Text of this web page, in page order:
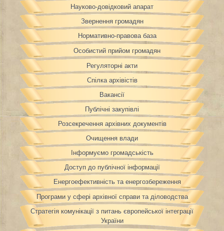
Науково-довідковий апарат
Звернення громадян
Нормативно-правова база
Особистий прийом громадян
Регуляторні акти
Спілка архівістів
Вакансії
Публічні закупівлі
Розсекречення архівних документів
Очищення влади
Інформуємо громадськість
Доступ до публічної інформації
Енергоефективність та енергозбереження
Програми у сфері архівної справи та діловодства
Стратегія комунікації з питань європейської інтеграції
України